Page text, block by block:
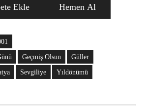
Ekle Hemen Al
Geçmiş Olsun
Güller
Sevgiliye Yıldönümü